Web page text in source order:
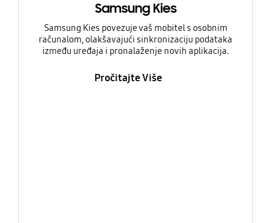
Samsung Kies
Samsung Kies povezuje vaš mobitel s osobnim
računalom, olakšavajući sinkronizaciju podataka
između uređaja i pronalaženje novih aplikacija.
Pročitajte Više